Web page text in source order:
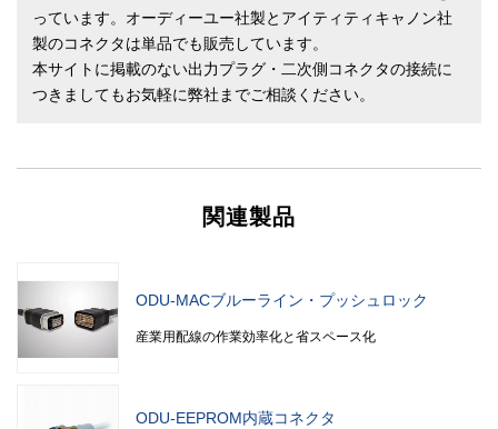
っています。オーディーユー社製とアイティティキャノン社
製のコネクタは単品でも販売しています。
本サイトに掲載のない出力プラグ・二次側コネクタの接続に
つきましてもお気軽に弊社までご相談ください。
関連製品
ODU-MACブルーライン・プッシュロック
産業用配線の作業効率化と省スペース化
ODU-EEPROM内蔵コネクタ